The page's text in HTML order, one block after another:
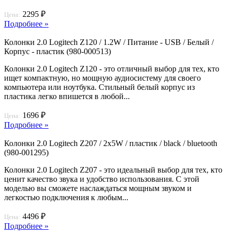
Цена: 2295 ₽
Подробнее »
Колонки 2.0 Logitech Z120 / 1.2W / Питание - USB / Белый /
Корпус - пластик (980-000513)
Колонки 2.0 Logitech Z120 - это отличный выбор для тех, кто
ищет компактную, но мощную аудиосистему для своего
компьютера или ноутбука. Стильный белый корпус из
пластика легко впишется в любой...
Цена: 1696 ₽
Подробнее »
Колонки 2.0 Logitech Z207 / 2х5W / пластик / black / bluetooth
(980-001295)
Колонки 2.0 Logitech Z207 - это идеальный выбор для тех, кто
ценит качество звука и удобство использования. С этой
моделью вы сможете наслаждаться мощным звуком и
легкостью подключения к любым...
Цена: 4496 ₽
Подробнее »